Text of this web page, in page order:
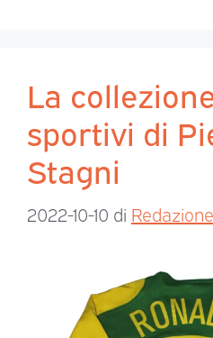
La
sportivi di
Stagni
2022-10-10 di